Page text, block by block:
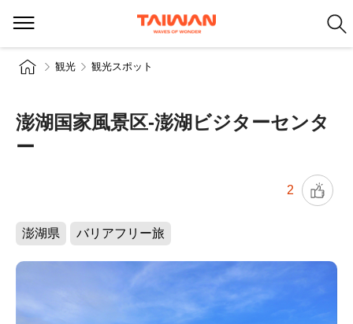
観光 観光スポット
澎湖国家風景区-澎湖ビジターセンタ
ー
2
澎湖県 バリアフリー旅